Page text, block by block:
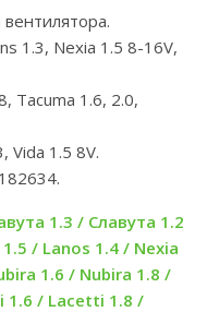
1.3, Nexia 1.5 8-16V,
Tacuma 1.6, 2.0,
Vida 1.5 8V.
1.3 / Славута 1.2
/ Lanos 1.4 / Nexia
1.6 / Nubira 1.8 /
1.6 / Lacetti 1.8 /